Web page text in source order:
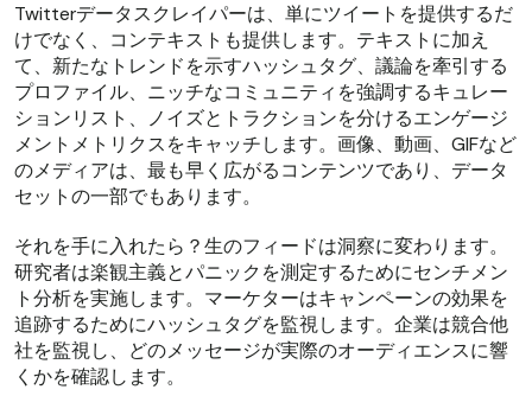
Twitterデータスクレイパーは、単にツイートを提供するだ
けでなく、コンテキストも提供します。テキストに加え
て、新たなトレンドを示すハッシュタグ、議論を牽引する
プロファイル、ニッチなコミュニティを強調するキュレー
ションリスト、ノイズとトラクションを分けるエンゲージ
メントメトリクスをキャッチします。画像、動画、GIFなど
のメディアは、最も早く広がるコンテンツであり、データ
セットの一部でもあります。
それを手に入れたら？生のフィードは洞察に変わります。
研究者は楽観主義とパニックを測定するためにセンチメン
ト分析を実施します。マーケターはキャンペーンの効果を
追跡するためにハッシュタグを監視します。企業は競合他
社を監視し、どのメッセージが実際のオーディエンスに響
くかを確認します。